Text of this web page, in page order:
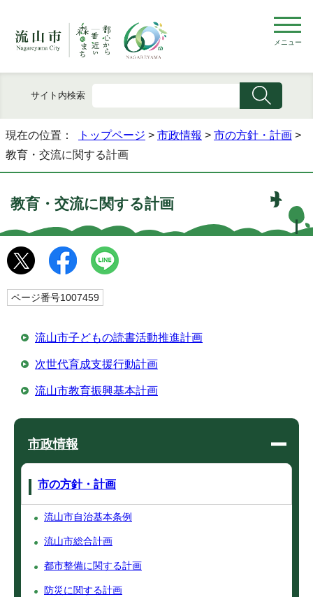
メニュー
サイト内検索
現在の位置： トップページ > 市政情報 > 市の方針・計画 >
教育・交流に関する計画
教育・交流に関する計画
ページ番号1007459
流山市子どもの読書活動推進計画
次世代育成支援行動計画
流山市教育振興基本計画
市政情報
市の方針・計画
流山市自治基本条例
流山市総合計画
都市整備に関する計画
防災に関する計画